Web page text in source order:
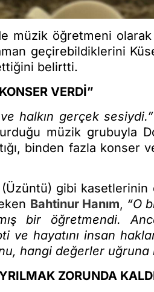
müzik öğretmeni olarak
geçirebildiklerini
belirtti.
VERDİ”
halkın gerçek
müzik grubuyla
binden fazla konser
gibi
Bahtinur Hanım, “O
bir öğretmendi.
ve hayatını insan
hangi değerler uğruna
ZORUNDA